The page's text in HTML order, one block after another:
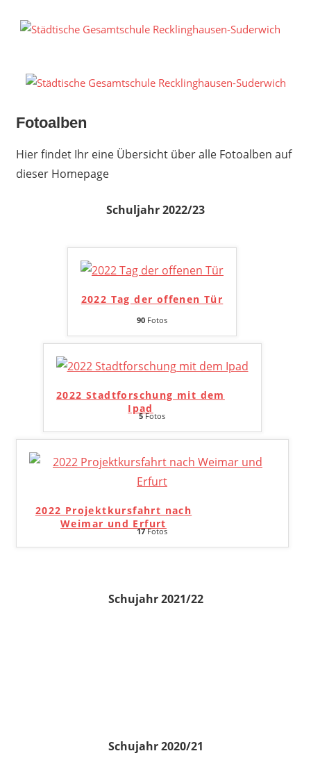
Inhalt
Fotoalben
Hier findet Ihr eine Übersicht über alle Fotoalben auf
dieser Homepage
Schuljahr 2022/23
2022 Tag der offenen Tür
90 Fotos
2022 Stadtforschung mit dem
Ipad
5Fotos
2022 Projektkursfahrt nach
Weimar und Erfurt
17Fotos
Schujahr 2021/22
Schujahr 2020/21